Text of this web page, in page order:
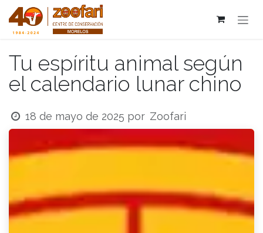
Ir al contenido
Tu espíritu animal según
el calendario lunar chino
18 de mayo de 2025 por Zoofari